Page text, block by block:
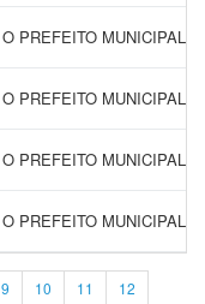
O PREFEITO MUNICIPAL
O PREFEITO MUNICIPAL
O PREFEITO MUNICIPAL
O PREFEITO MUNICIPAL
9 10 11
12